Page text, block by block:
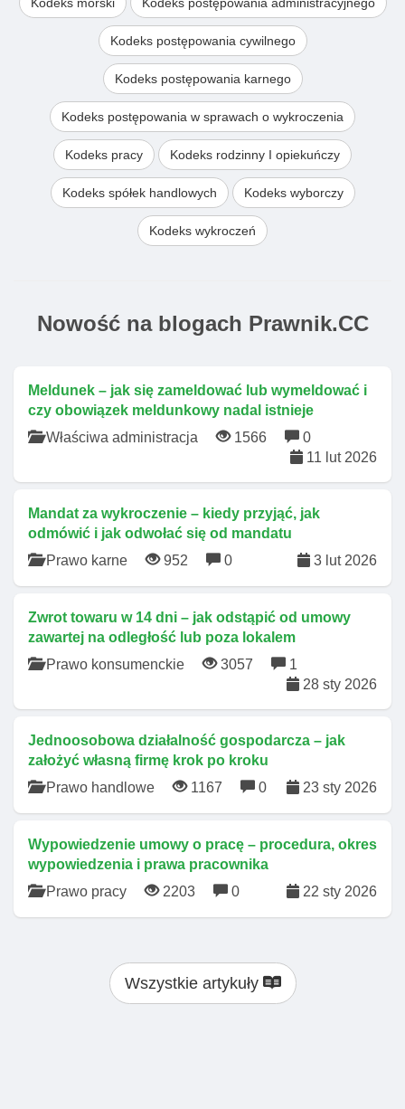
Kodeks postępowania cywilnego
Kodeks postępowania karnego
Kodeks postępowania w sprawach o wykroczenia
Kodeks pracy Kodeks rodzinny I opiekuńczy
Kodeks spółek handlowych Kodeks wyborczy
Kodeks wykroczeń
Nowość na blogach Prawnik.CC
Meldunek – jak się zameldować lub wymeldować i
czy obowiązek meldunkowy nadal istnieje
Właściwa administracja
1566
0
11 lut 2026
Mandat za wykroczenie – kiedy przyjąć, jak
odmówić i jak odwołać się od mandatu
Prawo karne
952 0 3 lut 2026
Zwrot towaru w 14 dni – jak odstąpić od umowy
zawartej na odległość lub poza lokalem
Prawo konsumenckie
3057
1
28 sty 2026
Jednoosobowa działalność gospodarcza – jak
założyć własną firmę krok po kroku
Prawo handlowe
1167 0 23 sty 2026
Wypowiedzenie umowy o pracę – procedura, okres
wypowiedzenia i prawa pracownika
Prawo pracy
2203 0 22 sty 2026
Wszystkie artykuły